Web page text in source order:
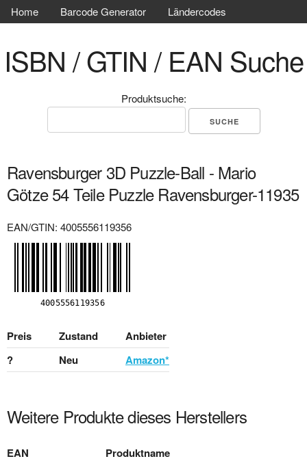
Home Barcode Generator Ländercodes
ISBN / GTIN / EAN Suche
Produktsuche:
Ravensburger 3D Puzzle-Ball - Mario
Götze 54 Teile Puzzle Ravensburger-11935
EAN/GTIN: 4005556119356
Preis Zustand
Anbieter
?
Neu Amazon*
Weitere Produkte dieses Herstellers
EAN Produktname